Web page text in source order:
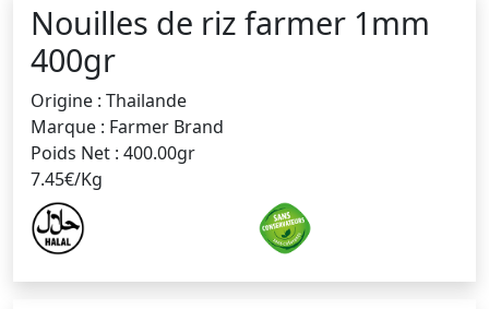
Nouilles de riz farmer 1mm
400gr
Origine : Thailande
Marque : Farmer Brand
Poids Net : 400.00gr
7.45€/Kg